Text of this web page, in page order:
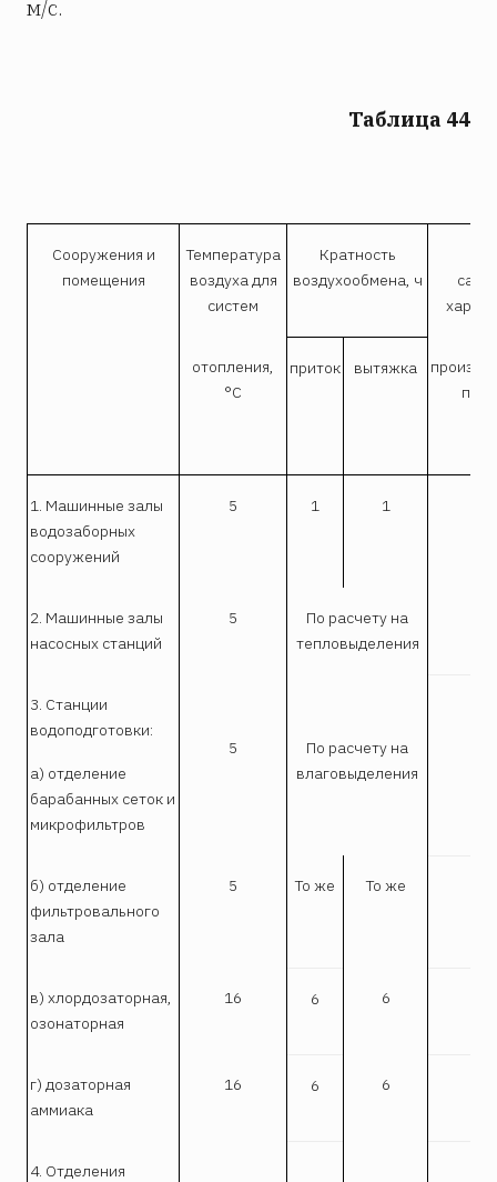
м/с.
Таблица 44
Сооружения и
помещения
Температура
воздуха для
систем
Кратность
воздухообмена, ч
отопления,
°С
приток вытяжка
1. Машинные залы
водозаборных
сооружений
5 1 1
2. Машинные залы
насосных станций
5
По расчету на
тепловыделения
3. Станции
водоподготовки:
а) отделение
барабанных сеток и
микрофильтров
5
По расчету на
влаговыделения
б) отделение
фильтровального
зала
5 То же То же
в) хлордозаторная,
озонаторная
16 6 6
г) дозаторная
аммиака
16 6 6
4. Отделения